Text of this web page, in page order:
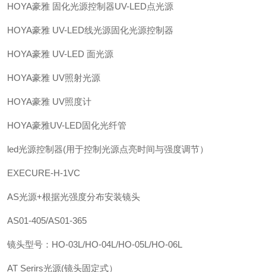
HOYA豪雅 固化光源控制器UV-LED点光源
HOYA豪雅 UV-LED线光源固化光源控制器
HOYA豪雅 UV-LED 面光源
HOYA豪雅 UV照射光源
HOYA豪雅 UV照度计
HOYA豪雅UV-LED固化光纤管
led光源控制器(用于控制光源点亮时间与强度调节）
EXECURE-H-1VC
AS光源+根据光强度分布安装镜头
AS01-405/AS01-365
镜头型号：HO-03L/HO-04L/HO-05L/HO-06L
AT Serirs光源(镜头固定式）